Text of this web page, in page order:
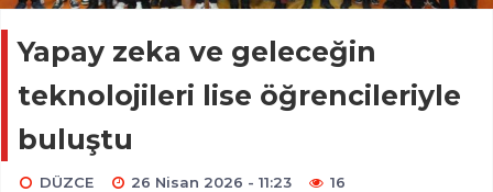
Yapay zeka ve geleceğin
teknolojileri lise öğrencileriyle
buluştu
DÜZCE 26 Nisan 2026 - 11:23 16